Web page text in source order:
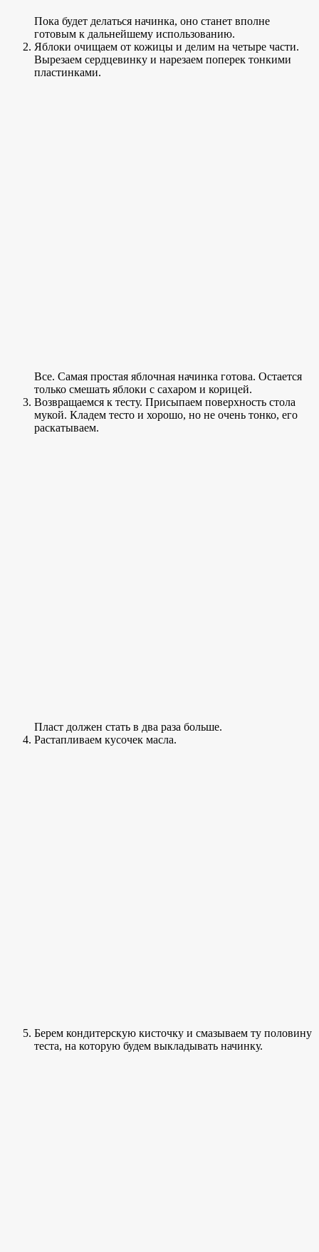
Пока будет делаться начинка, оно станет вполне
готовым к дальнейшему использованию.
Яблоки очищаем от кожицы и делим на четыре части.
Вырезаем сердцевинку и нарезаем поперек тонкими
пластинками.
Все. Самая простая яблочная начинка готова. Остается
только смешать яблоки с сахаром и корицей.
Возвращаемся к тесту. Присыпаем поверхность стола
мукой. Кладем тесто и хорошо, но не очень тонко, его
раскатываем.
Пласт должен стать в два раза больше.
Растапливаем кусочек масла.
Берем кондитерскую кисточку и смазываем ту половину
теста, на которую будем выкладывать начинку.